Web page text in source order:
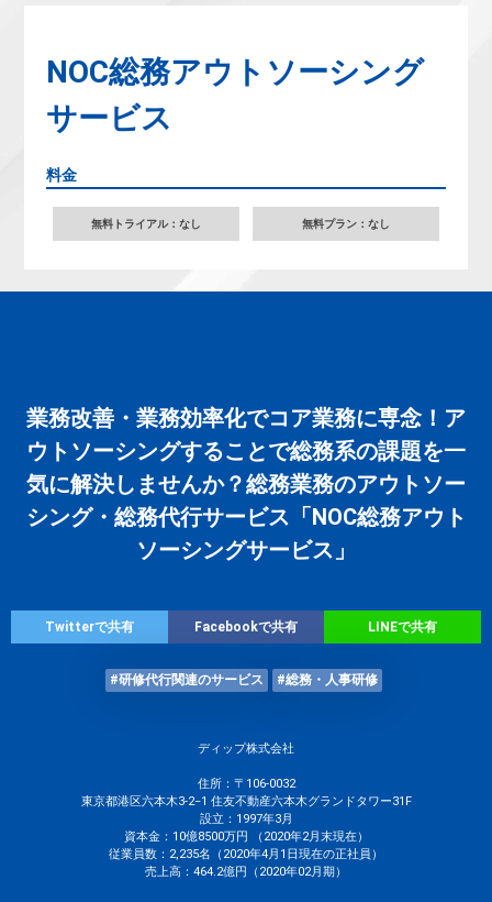
NOC総務アウトソーシング
サービス
料金
無料トライアル：なし 無料プラン：なし
業務改善・業務効率化でコア業務に専念！ア
ウトソーシングすることで総務系の課題を一
気に解決しませんか？総務業務のアウトソー
シング・総務代行サービス「NOC総務アウト
ソーシングサービス」
Twitterで共有 Facebookで共有 LINEで共有
#研修代行関連のサービス #総務・人事研修
ディップ株式会社
住所：〒106-0032
東京都港区六本木3-2−1 住友不動産六本木グランドタワー31F
設立：1997年3月
資本金：10億8500万円 （2020年2月末現在）
従業員数：2,235名（2020年4月1日現在の正社員）
売上高：464.2億円（2020年02月期）